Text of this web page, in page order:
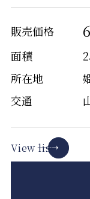
販売価格
面積
所在地
交通
View list